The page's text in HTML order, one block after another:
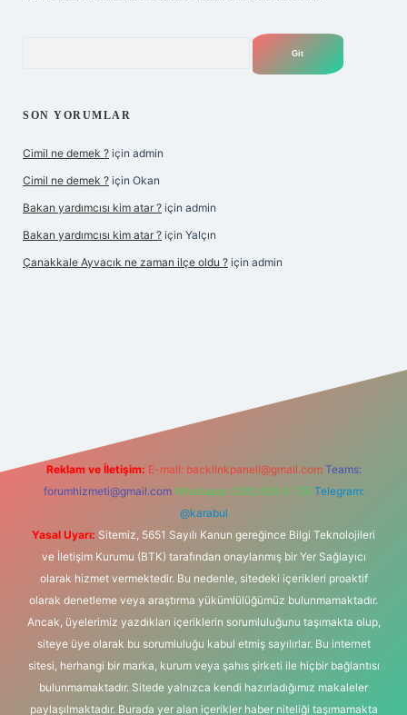
SON YORUMLAR
Cimil ne demek ? için admin
Cimil ne demek ? için Okan
Bakan yardımcısı kim atar ? için admin
Bakan yardımcısı kim atar ? için Yalçın
Çanakkale Ayvacık ne zaman ilçe oldu ? için admin
Reklam ve İletişim: E-mail: backlinkpaneli@gmail.com Teams:
forumhizmeti@gmail.com Whatsapp: 0262 606 0 726 Telegram:
@karabul
Yasal Uyarı: Sitemiz, 5651 Sayılı Kanun gereğince Bilgi Teknolojileri
ve İletişim Kurumu (BTK) tarafından onaylanmış bir Yer Sağlayıcı
olarak hizmet vermektedir. Bu nedenle, sitedeki içerikleri proaktif
olarak denetleme veya araştırma yükümlülüğümüz bulunmamaktadır.
Ancak, üyelerimiz yazdıkları içeriklerin sorumluluğunu taşımakta olup,
siteye üye olarak bu sorumluluğu kabul etmiş sayılırlar. Bu internet
sitesi, herhangi bir marka, kurum veya şahıs şirketi ile hiçbir bağlantısı
bulunmamaktadır. Sitede yalnızca kendi hazırladığımız makaleler
paylaşılmaktadır. Burada yer alan içerikler haber niteliği taşımamakta